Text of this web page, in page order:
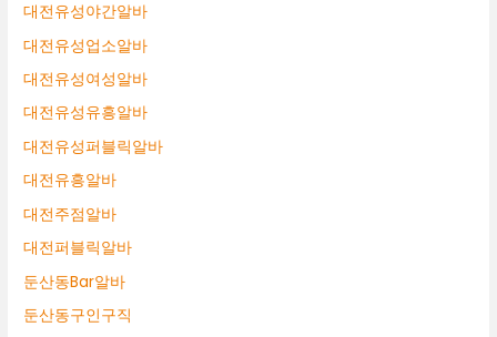
대전유성야간알바
대전유성업소알바
대전유성여성알바
대전유성유흥알바
대전유성퍼블릭알바
대전유흥알바
대전주점알바
대전퍼블릭알바
둔산동Bar알바
둔산동구인구직